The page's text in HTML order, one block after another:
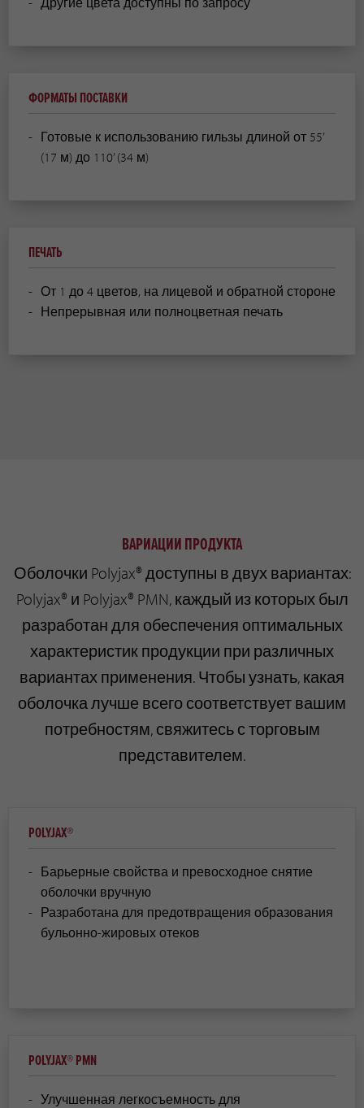
ФОРМАТЫ ПОСТАВКИ
Готовые к использованию гильзы длиной от 55’
(17 м) до 110’ (34 м)
ПЕЧАТЬ
От 1 до 4 цветов, на лицевой и обратной стороне
Непрерывная или полноцветная печать
ВАРИАЦИИ ПРОДУКТА
Оболочки Polyjax® доступны в двух вариантах:
Polyjax® и Polyjax® PMN, каждый из которых был
разработан для обеспечения оптимальных
характеристик продукции при различных
вариантах применения. Чтобы узнать, какая
оболочка лучше всего соответствует вашим
потребностям, свяжитесь с торговым
представителем.
POLYJAX®
Барьерные свойства и превосходное снятие
оболочки вручную
Разработана для предотвращения образования
бульонно-жировых отеков
POLYJAX® PMN
Улучшенная легкосъемность для